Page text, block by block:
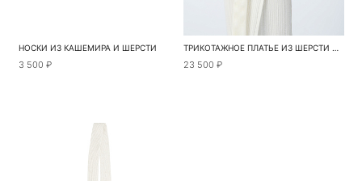
НОСКИ ИЗ КАШЕМИРА И ШЕРСТИ
3 500 ₽
ТРИКОТАЖНОЕ ПЛАТЬЕ ИЗ ШЕРСТИ И КАШЕМИРА
23 500 ₽